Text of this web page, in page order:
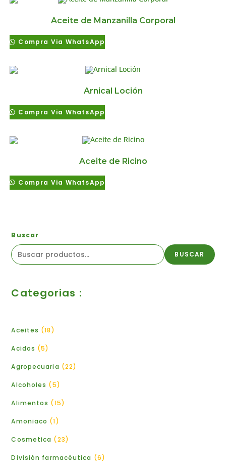
Aceite de Manzanilla Corporal
Compra Via WhatsApp
Arnical Loción
Compra Via WhatsApp
Aceite de Ricino
Compra Via WhatsApp
Buscar
BUSCAR
Categorias :
Aceites 18
Acidos 5
Agropecuaria 22
Alcoholes 5
Alimentos 15
Amoniaco 1
Cosmetica 23
División farmacéutica 6